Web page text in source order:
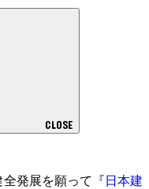
CLOSE
発展を願って『 日本建